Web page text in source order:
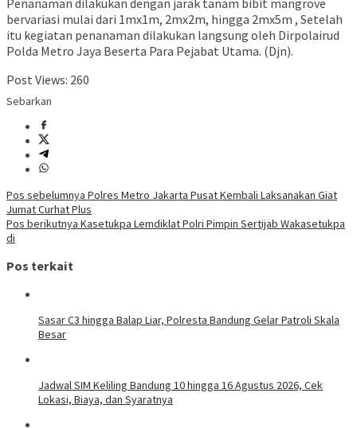
Penanaman dilakukan dengan jarak tanam bibit mangrove
bervariasi mulai dari 1mx1m, 2mx2m, hingga 2mx5m , Setelah
itu kegiatan penanaman dilakukan langsung oleh Dirpolairud
Polda Metro Jaya Beserta Para Pejabat Utama. (Djn).
Post Views: 260
Sebarkan
Navigasi
pos
Pos sebelumnya Polres Metro Jakarta Pusat Kembali Laksanakan Giat
Jumat Curhat Plus
Pos berikutnya Kasetukpa Lemdiklat Polri Pimpin Sertijab Wakasetukpa
di
Pos terkait
Sasar C3 hingga Balap Liar, Polresta Bandung Gelar Patroli Skala
Besar
Jadwal SIM Keliling Bandung 10 hingga 16 Agustus 2026, Cek
Lokasi, Biaya, dan Syaratnya